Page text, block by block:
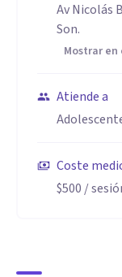
Av Nicolás
Son.
Mostrar en
Atiende a
Coste
$500 /